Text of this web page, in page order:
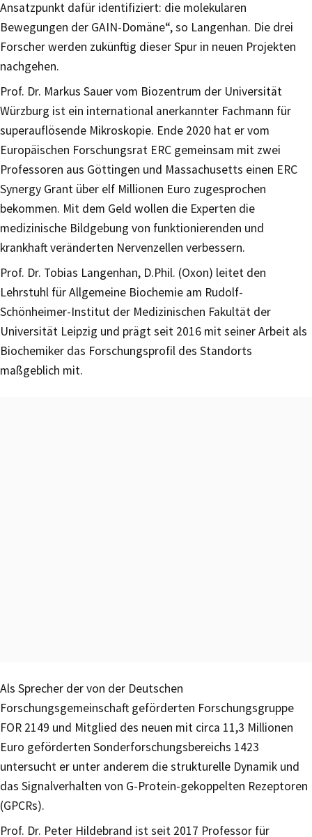
Ansatzpunkt dafür identifiziert: die molekularen
Bewegungen der GAIN-Domäne“, so Langenhan. Die drei
Forscher werden zukünftig dieser Spur in neuen Projekten
nachgehen.
Prof. Dr. Markus Sauer vom Biozentrum der Universität
Würzburg ist ein international anerkannter Fachmann für
superauflösende Mikroskopie. Ende 2020 hat er vom
Europäischen Forschungsrat ERC gemeinsam mit zwei
Professoren aus Göttingen und Massachusetts einen ERC
Synergy Grant über elf Millionen Euro zugesprochen
bekommen. Mit dem Geld wollen die Experten die
medizinische Bildgebung von funktionierenden und
krankhaft veränderten Nervenzellen verbessern.
Prof. Dr. Tobias Langenhan, D.Phil. (Oxon) leitet den
Lehrstuhl für Allgemeine Biochemie am Rudolf-
Schönheimer-Institut der Medizinischen Fakultät der
Universität Leipzig und prägt seit 2016 mit seiner Arbeit als
Biochemiker das Forschungsprofil des Standorts
maßgeblich mit.
Als Sprecher der von der Deutschen
Forschungsgemeinschaft geförderten Forschungsgruppe
FOR 2149 und Mitglied des neuen mit circa 11,3 Millionen
Euro geförderten Sonderforschungsbereichs 1423
untersucht er unter anderem die strukturelle Dynamik und
das Signalverhalten von G-Protein-gekoppelten Rezeptoren
(GPCRs).
Prof. Dr. Peter Hildebrand ist seit 2017 Professor für